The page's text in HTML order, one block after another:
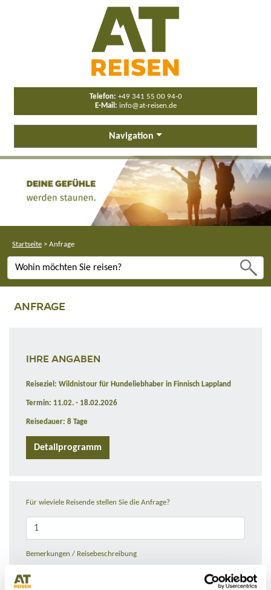
Telefon: +49 341 55 00 94-0
E-Mail: info@at-reisen.de
Navigation
Startseite > Anfrage
ANFRAGE
IHRE ANGABEN
Reiseziel: Wildnistour für Hundeliebhaber in Finnisch Lappland
Termin: 11.02. - 18.02.2026
Reisedauer: 8 Tage
Detailprogramm
Für wieviele Reisende stellen Sie die Anfrage?
Bemerkungen / Reisebeschreibung